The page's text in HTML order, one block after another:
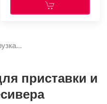
приставки и